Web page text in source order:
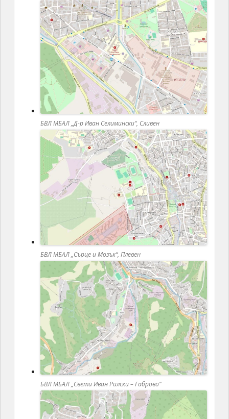
БВЛ МБАЛ „Д-р Иван Селимински“, Сливен
БВЛ МБАЛ „Сърце и Мозък“, Плевен
БВЛ МБАЛ „Свети Иван Рилски – Габрово“